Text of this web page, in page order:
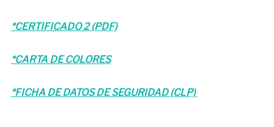
*CERTIFICADO 2 (PDF)
*CARTA DE COLORES
*FICHA DE DATOS DE SEGURIDAD (CLP)